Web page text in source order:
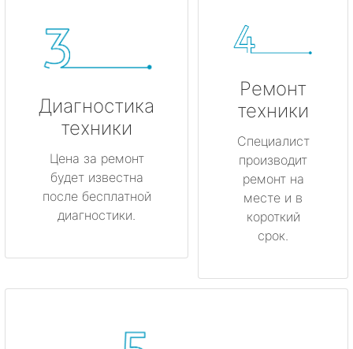
Диагностика
техники
Цена за ремонт
будет известна
после бесплатной
диагностики.
Ремонт
техники
Специалист
производит
ремонт на
месте и в
короткий
срок.